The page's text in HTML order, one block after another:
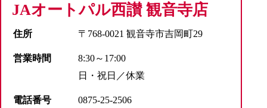
JAオートパル西讃 観音寺店
住所 〒768-0021 観音寺市吉岡町29
営業時間
8:30～17:00
日・祝日／休業
電話番号 0875-25-2506